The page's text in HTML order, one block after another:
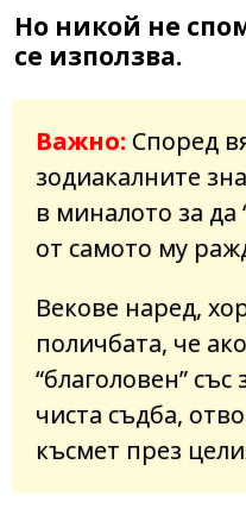
Но никой не
се използва.
Важно: Според
зодиакалните
в миналото за да
от самото му
Векове наред,
поличбата, че
“благоловен”
чиста съдба,
късмет през